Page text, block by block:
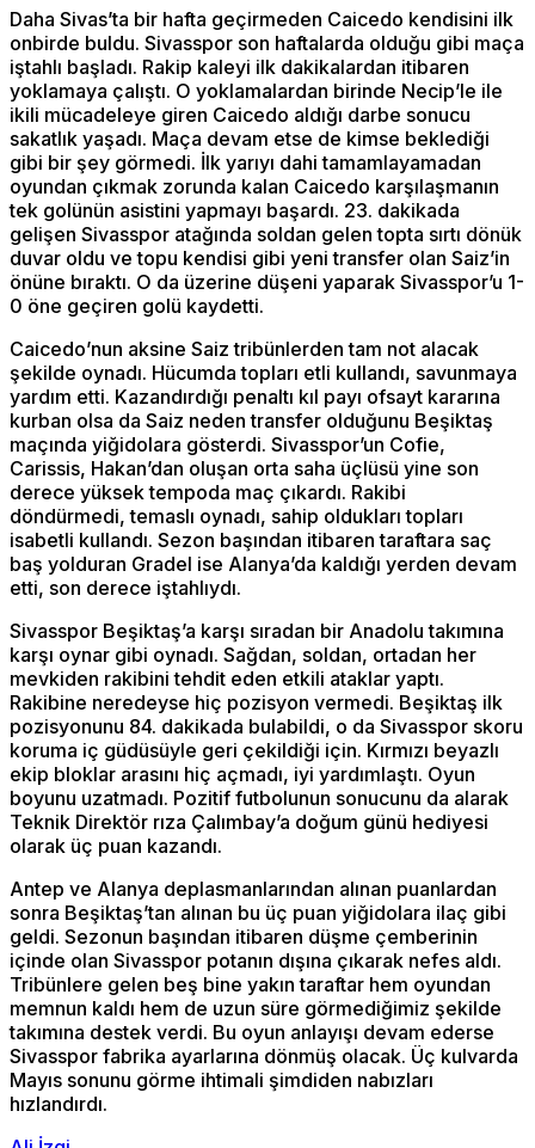
Daha Sivas’ta bir hafta geçirmeden Caicedo kendisini ilk
onbirde buldu. Sivasspor son haftalarda olduğu gibi maça
iştahlı başladı. Rakip kaleyi ilk dakikalardan itibaren
yoklamaya çalıştı. O yoklamalardan birinde Necip’le ile
ikili mücadeleye giren Caicedo aldığı darbe sonucu
sakatlık yaşadı. Maça devam etse de kimse beklediği
gibi bir şey görmedi. İlk yarıyı dahi tamamlayamadan
oyundan çıkmak zorunda kalan Caicedo karşılaşmanın
tek golünün asistini yapmayı başardı. 23. dakikada
gelişen Sivasspor atağında soldan gelen topta sırtı dönük
duvar oldu ve topu kendisi gibi yeni transfer olan Saiz’in
önüne bıraktı. O da üzerine düşeni yaparak Sivasspor’u 1-
0 öne geçiren golü kaydetti.
Caicedo’nun aksine Saiz tribünlerden tam not alacak
şekilde oynadı. Hücumda topları etli kullandı, savunmaya
yardım etti. Kazandırdığı penaltı kıl payı ofsayt kararına
kurban olsa da Saiz neden transfer olduğunu Beşiktaş
maçında yiğidolara gösterdi. Sivasspor’un Cofie,
Carissis, Hakan’dan oluşan orta saha üçlüsü yine son
derece yüksek tempoda maç çıkardı. Rakibi
döndürmedi, temaslı oynadı, sahip oldukları topları
isabetli kullandı. Sezon başından itibaren taraftara saç
baş yolduran Gradel ise Alanya’da kaldığı yerden devam
etti, son derece iştahlıydı.
Sivasspor Beşiktaş’a karşı sıradan bir Anadolu takımına
karşı oynar gibi oynadı. Sağdan, soldan, ortadan her
mevkiden rakibini tehdit eden etkili ataklar yaptı.
Rakibine neredeyse hiç pozisyon vermedi. Beşiktaş ilk
pozisyonunu 84. dakikada bulabildi, o da Sivasspor skoru
koruma iç güdüsüyle geri çekildiği için. Kırmızı beyazlı
ekip bloklar arasını hiç açmadı, iyi yardımlaştı. Oyun
boyunu uzatmadı. Pozitif futbolunun sonucunu da alarak
Teknik Direktör rıza Çalımbay’a doğum günü hediyesi
olarak üç puan kazandı.
Antep ve Alanya deplasmanlarından alınan puanlardan
sonra Beşiktaş’tan alınan bu üç puan yiğidolara ilaç gibi
geldi. Sezonun başından itibaren düşme çemberinin
içinde olan Sivasspor potanın dışına çıkarak nefes aldı.
Tribünlere gelen beş bine yakın taraftar hem oyundan
memnun kaldı hem de uzun süre görmediğimiz şekilde
takımına destek verdi. Bu oyun anlayışı devam ederse
Sivasspor fabrika ayarlarına dönmüş olacak. Üç kulvarda
Mayıs sonunu görme ihtimali şimdiden nabızları
hızlandırdı.